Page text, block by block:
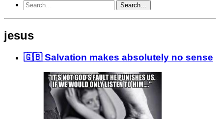
Search…
jesus
🇬🇧 Salvation makes absolutely no sense